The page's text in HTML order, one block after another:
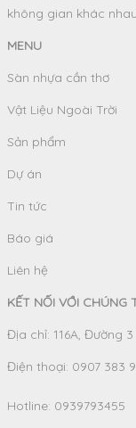
không gian khác
MENU
Sàn nhựa cần thơ
Vật Liệu Ngoài Trời
Sản phẩm
Dự án
Tin tức
Báo giá
Liên hệ
KẾT NỐI VỚI CHÚNG
Địa chỉ: 116A, Đường
Điện thoại: 0907 383
Hotline: 0939793455